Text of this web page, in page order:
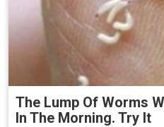
The Lump Of Worms
In The Morning. Try It